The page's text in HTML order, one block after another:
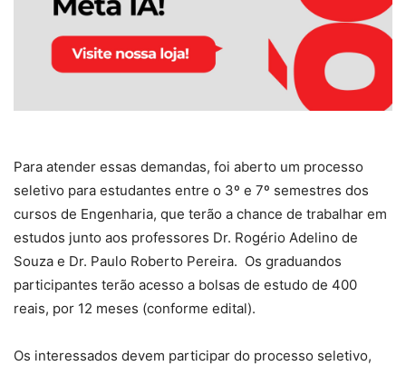
Para atender essas demandas, foi aberto um processo
seletivo para estudantes entre o 3º e 7º semestres dos
cursos de Engenharia, que terão a chance de trabalhar em
estudos junto aos professores Dr. Rogério Adelino de
Souza e Dr. Paulo Roberto Pereira. Os graduandos
participantes terão acesso a bolsas de estudo de 400
reais, por 12 meses (conforme edital).
Os interessados devem participar do processo seletivo,